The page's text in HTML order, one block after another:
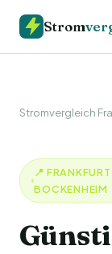
Strom
Stromvergleich
📍
BOCKENHEIM